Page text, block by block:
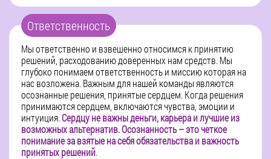
Ответственность
Мы ответственно и взвешенно относимся к принятию
решений, расходованию доверенных нам средств. Мы
глубоко понимаем ответственность и миссию которая на
нас возложена. Важным для нашей команды являются
осознанные решения, принятые сердцем. Когда решения
принимаются сердцем, включаются чувства, эмоции и
интуиция.Сердцу не важны деньги, карьера и лучшие из
возможных альтернатив. Осознанность – это четкое
понимание за взятые на себя обязательства и важность
принятых решений.